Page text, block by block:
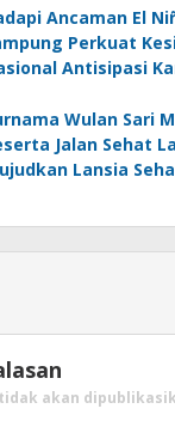
Ancaman El
Perkuat
Antisipasi
Wulan Sari
Jalan Sehat
Lansia
akan